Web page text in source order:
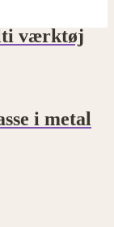
værktøj
i metal